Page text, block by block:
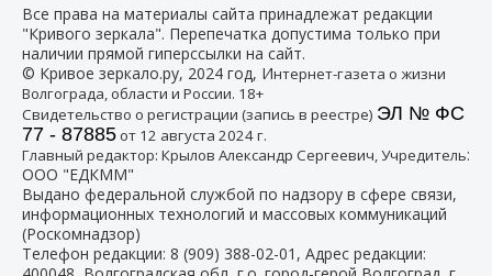
Все права на материалы сайта принадлежат редакции
"Кривого зеркала". Перепечатка допустима только при
наличии прямой гиперссылки на сайт.
© Кривое зеркало.ру, 2024 год, Интернет-газета о жизни
Волгограда, области и России. 18+
Свидетельство о регистрации (запись в реестре) ЭЛ № ФС
77 - 87885от 12 августа 2024 г.
Главный редактор: Крылов Александр Сергеевич, Учредитель:
ООО "ЕДКММ"
Выдано федеральной службой по надзору в сфере связи,
информационных технологий и массовых коммуникаций
(Роскомнадзор)
Телефон редакции: 8 (909) 388-02-01 , Адрес редакции: